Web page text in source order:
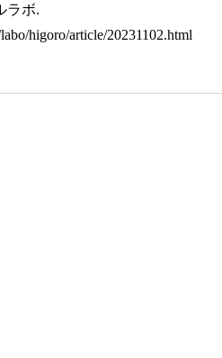
ラボ.
higoro/article/20231102.html